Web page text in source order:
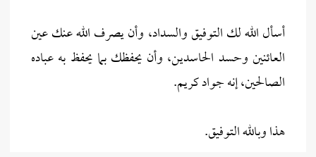
أسأل الله لك التوفيق والسداد، وأن يصرف الله عنك عين
العائنين وحسد الحاسدين، وأن يحفظك بما يحفظ به عباده
الصالحين، إنه جواد كريم.
هذا وبالله التوفيق.